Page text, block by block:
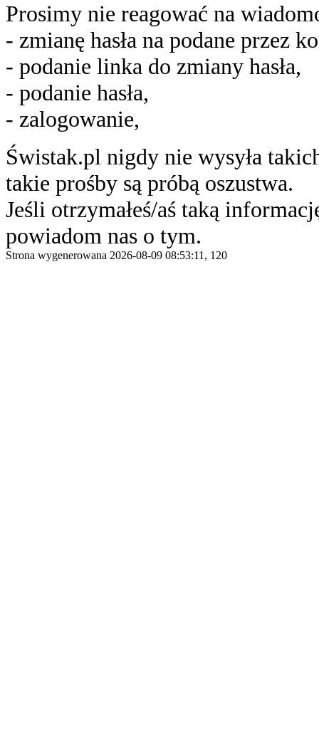
Prosimy nie reagować na
- zmianę hasła na podane przez
- podanie linka do zmiany hasła,
- podanie hasła,
- zalogowanie,
Świstak.pl nigdy nie wysyła
takie prośby są próbą oszustwa.
Jeśli otrzymałeś/aś taką
powiadom nas o tym.
Strona wygenerowana 2026-08-09 08:53:11, 120